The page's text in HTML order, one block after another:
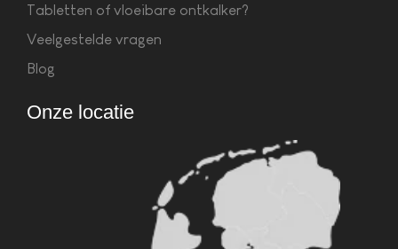
Tabletten of vloeibare ontkalker?
Veelgestelde vragen
Blog
Onze locatie